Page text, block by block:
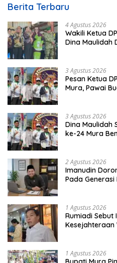
Berita Terbaru
4 Agustus 2026
Wakili Ketua
Dina Maulidah
3 Agustus 2026
Pesan Ketua
Mura, Pawai
3 Agustus 2026
Dina Maulidah
ke-24 Mura
2 Agustus 2026
Imanudin
Pada Generasi
1 Agustus 2026
Rumiadi
Kesejahteraan
1 Agustus 2026